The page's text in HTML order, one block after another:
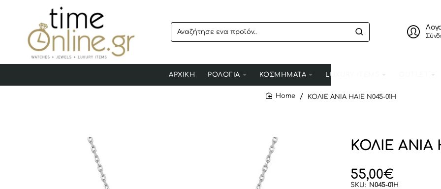
Αναζήτησε
ενα
ΑΡΧΙΚΗ ΡΟΛΟΓΙΑ ΚΟΣΜΗΜΑΤΑ LUXURY ITEMS
ΚΟΛΙΕ ANIA HAIE N045-01H
ΚΟΛΙΕ ANIA
55,00€
SKU: N045-01H